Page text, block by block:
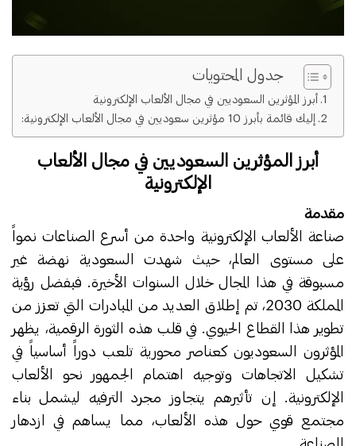
جدول المحتويات
أبرز المؤثرين السعوديين في مجال الألعاب الإلكترونية
إليك قائمة بأبرز 10 مؤثرين سعوديين في مجال الألعاب الإلكترونية:
أبرز المؤثرين السعوديين في مجال الألعاب
الإلكترونية
مقدمة
صناعة الألعاب الإلكترونية واحدة من أسرع الصناعات نمواً
على مستوى العالم، حيث شهدت السعودية نهضة غير
مسبوقة في هذا المجال خلال السنوات الأخيرة. فبفضل رؤية
المملكة 2030، تم إطلاق العديد من المبادرات التي تعزز من
تطوير هذا القطاع الحيوي. في قلب هذه الثورة الرقمية، يظهر
المؤثرون السعوديون كعناصر محورية تلعب دوراً أساسياً في
تشكيل الاتجاهات وتوجيه اهتمام الجمهور نحو الألعاب
الإلكترونية. إن تأثيرهم يتجاوز مجرد الترفيه ليشمل بناء
مجتمع قوي حول هذه الألعاب، مما يساهم في ازدهار